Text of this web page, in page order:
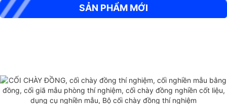
SẢN PHẨM MỚI
MÁY SIÊU ÂM CỌC KHOAN NHỒI RSM-SY6(C)